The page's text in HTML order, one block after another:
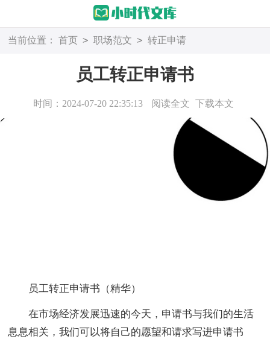
当前位置： 首页 > 职场范文 > 转正申请
员工转正申请书
时间：2024-07-20 22:35:13 阅读全文 下载本文
员工转正申请书（精华）
在市场经济发展迅速的今天，申请书与我们的生活
息息相关，我们可以将自己的愿望和请求写进申请书